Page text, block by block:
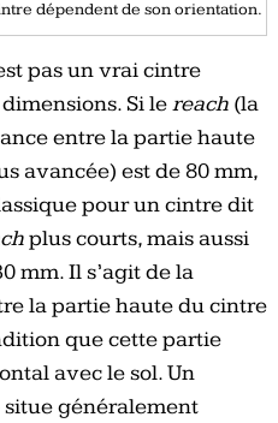
dépendent de son orientation.
pas un vrai cintre
Si lereach(la
entre la partie haute
avancée) est de 80 mm,
pour un cintre dit
plus courts, mais aussi
mm. Il s’agit de la
la partie haute du cintre
que cette partie
avec le sol. Un
situe généralement